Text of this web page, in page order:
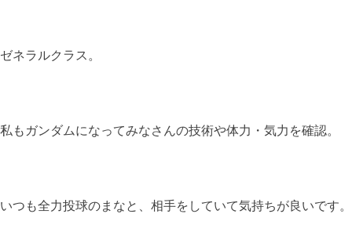
ゼネラルクラス。
私もガンダムになってみなさんの技術や体力・気力を確認。
いつも全力投球のまなと、相手をしていて気持ちが良いです。